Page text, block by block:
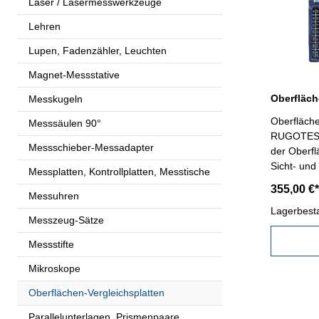
Lehren
Lupen, Fadenzähler, Leuchten
Magnet-Messstative
Messkugeln
Messsäulen 90°
Messschieber-Messadapter
Messplatten, Kontrollplatten, Messtische
Messuhren
Messzeug-Sätze
Messstifte
Mikroskope
Oberflächen-Vergleichsplatten
Parallelunterlagen, Prismenpaare
der
Sicht- und
Stück:
mit
µm: 0,05
355,00 €*